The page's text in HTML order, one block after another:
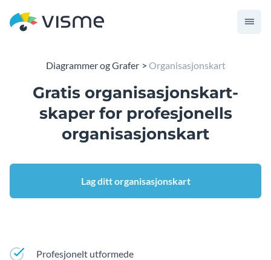
Diagrammer og Grafer Organisasjonskart
Gratis organisasjonskart-
skaper for profesjonells
organisasjonskart
Lag ditt organisasjonskart
Profesjonelt utformede